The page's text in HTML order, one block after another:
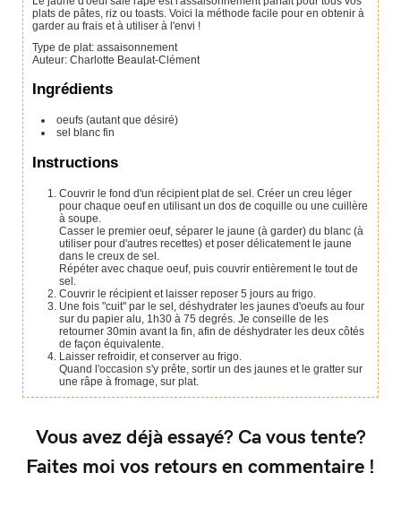
plats de pâtes, riz ou toasts. Voici la méthode facile pour en obtenir à
garder au frais et à utiliser à l'envi !
Type de plat: assaisonnement
Auteur: Charlotte Beaulat-Clément
Ingrédients
oeufs (autant que désiré)
sel blanc fin
Instructions
Couvrir le fond d'un récipient plat de sel. Créer un creu léger
pour chaque oeuf en utilisant un dos de coquille ou une cuillère
à soupe.
Casser le premier oeuf, séparer le jaune (à garder) du blanc (à
utiliser pour d'autres recettes) et poser délicatement le jaune
dans le creux de sel.
Répéter avec chaque oeuf, puis couvrir entièrement le tout de
sel.
Couvrir le récipient et laisser reposer 5 jours au frigo.
Une fois "cuit" par le sel, déshydrater les jaunes d'oeufs au four
sur du papier alu, 1h30 à 75 degrés. Je conseille de les
retourner 30min avant la fin, afin de déshydrater les deux côtés
de façon équivalente.
Laisser refroidir, et conserver au frigo.
Quand l'occasion s'y prête, sortir un des jaunes et le gratter sur
une râpe à fromage, sur plat.
Vous avez déjà essayé? Ca vous tente?
Faites moi vos retours en commentaire !